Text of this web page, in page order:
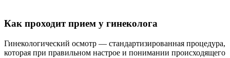
Как проходит прием у гинеколога
Гинекологический осмотр — стандартизированная процедура,
которая при правильном настрое и понимании происходящего